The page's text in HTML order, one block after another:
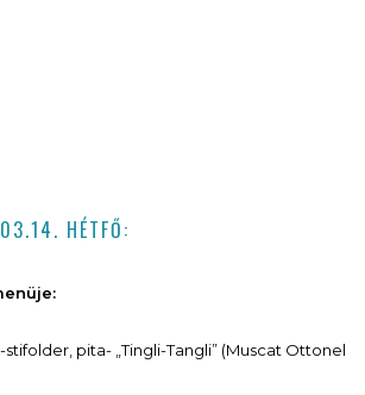
HÉTFŐ:
pita- „Tingli-Tangli” (Muscat Ottonel